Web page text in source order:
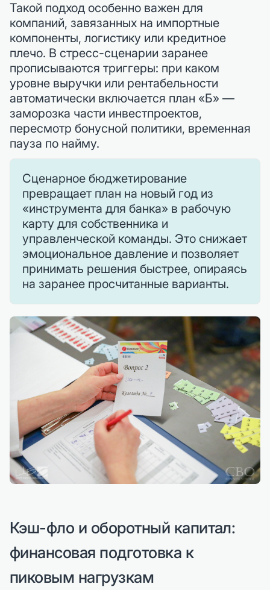
Такой подход особенно важен для
компаний, завязанных на импортные
компоненты, логистику или кредитное
плечо. В стресс-сценарии заранее
прописываются триггеры: при каком
уровне выручки или рентабельности
автоматически включается план «Б» —
заморозка части инвестпроектов,
пересмотр бонусной политики, временная
пауза по найму.
Сценарное бюджетирование
превращает план на новый год из
«инструмента для банка» в рабочую
карту для собственника и
управленческой команды. Это снижает
эмоциональное давление и позволяет
принимать решения быстрее, опираясь
на заранее просчитанные варианты.
Кэш-фло и оборотный капитал:
финансовая подготовка к
пиковым нагрузкам